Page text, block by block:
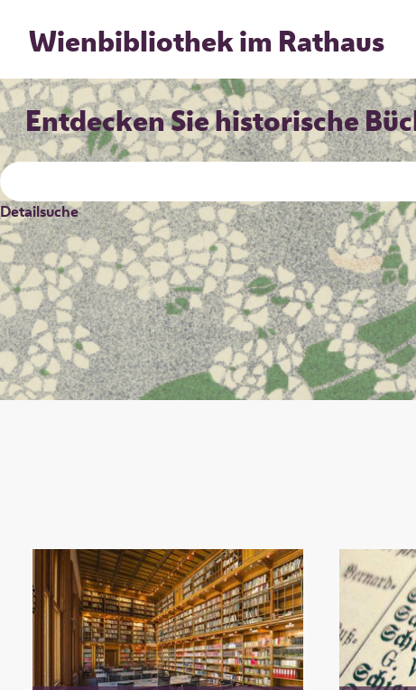
Wienbibliothek im Rathaus
MENU
Entdecken Sie historische
Detailsuche